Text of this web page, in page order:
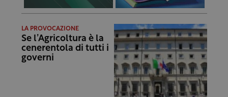
LA PROVOCAZIONE
Se l’Agricoltura è la
cenerentola di tutti i
governi